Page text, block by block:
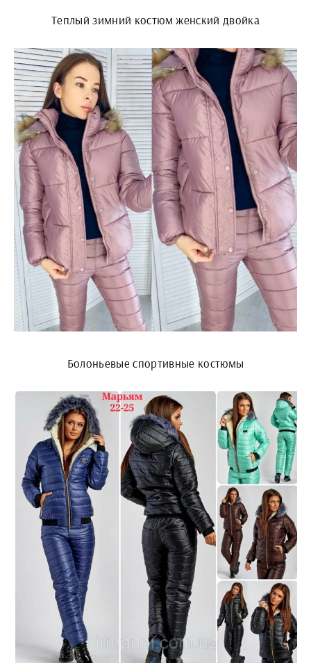
Теплый зимний костюм женский двойка
Болоньевые спортивные костюмы